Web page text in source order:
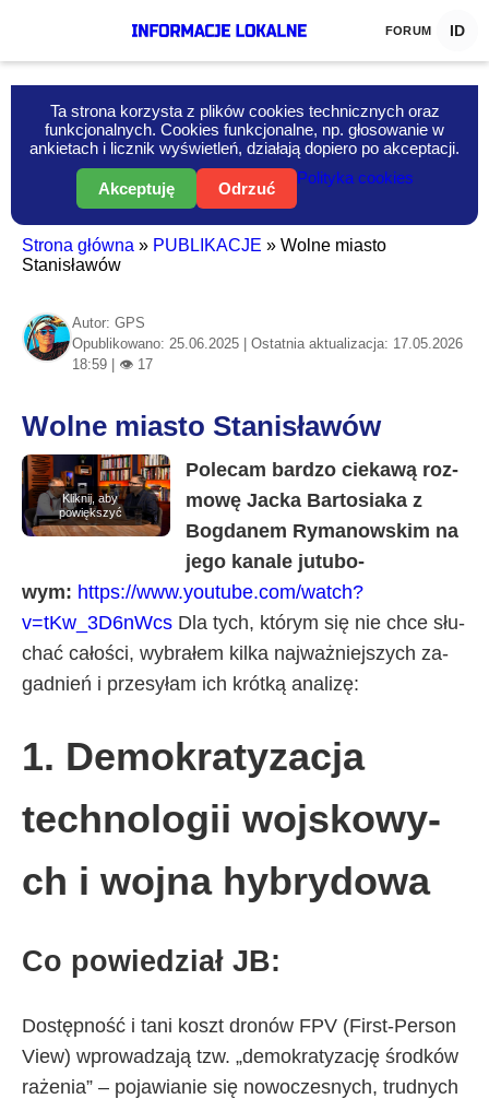
FORUM ID
Ta strona korzysta z plików cookies technicznych oraz
funkcjonalnych. Cookies funkcjonalne, np. głosowanie w
ankietach i licznik wyświetleń, działają dopiero po akceptacji.
Akceptuję Odrzuć
Polityka cookies
Strona główna » PUBLIKACJE » Wolne miasto
Stanisławów
Autor: GPS
Opublikowano: 25.06.2025 | Ostatnia aktualizacja: 17.05.2026
18:59 | 👁 17
Wolne miasto Stanisławów
Informacje-Lokalne.PL
Kliknij, aby
powiększyć
Po­le­cam bar­dzo cie­ka­wą roz­
mo­wę Jac­ka Bar­to­sia­ka z
Bog­da­nem Ry­ma­now­skim na
je­go ka­na­le ju­tu­bo­
wym: https://www.youtube.com/watch?
v=tKw_3D6nWcs Dla ty­ch, któ­rym się nie chce słu­
chać ca­ło­ści, wy­bra­łem kil­ka naj­waż­niej­szy­ch za­
gad­nień i prze­sy­łam ich krót­ką ana­li­zę:
1. De­mo­kra­ty­za­cja
tech­no­lo­gii woj­sko­wy­
ch i woj­na hy­bry­do­wa
Co po­wie­dział JB:
Do­stęp­no­ść i ta­ni koszt dro­nów FPV (Fir­st-Per­son
View) wpro­wa­dza­ją tzw. „de­mo­kra­ty­za­cję środ­ków
ra­że­nia” – po­ja­wia­nie się no­wo­cze­sny­ch, trud­ny­ch